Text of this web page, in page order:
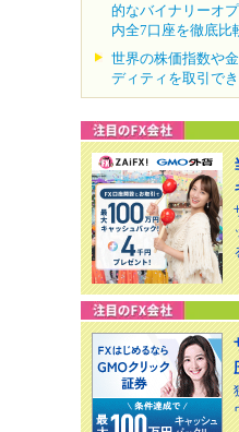
的なバイナリーオ
内全7口座を徹底比
世界の株価指数や
ディティを取引で